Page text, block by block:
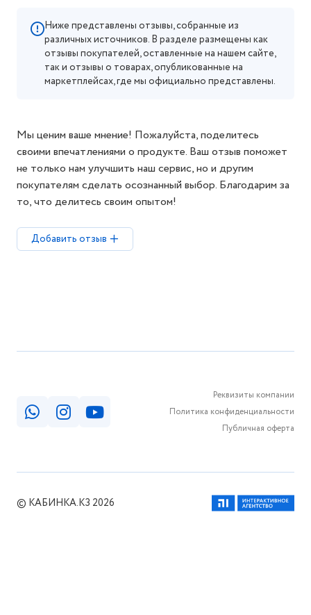
Ниже представлены отзывы, собранные из
различных источников. В разделе размещены как
отзывы покупателей, оставленные на нашем сайте,
так и отзывы о товарах, опубликованные на
маркетплейсах, где мы официально представлены.
Мы ценим ваше мнение! Пожалуйста, поделитесь
своими впечатлениями о продукте. Ваш отзыв поможет
не только нам улучшить наш сервис, но и другим
покупателям сделать осознанный выбор. Благодарим за
то, что делитесь своим опытом!
Добавить отзыв
Реквизиты компании
Политика конфиденциальности
Публичная оферта
© КАБИНКА.КЗ 2026